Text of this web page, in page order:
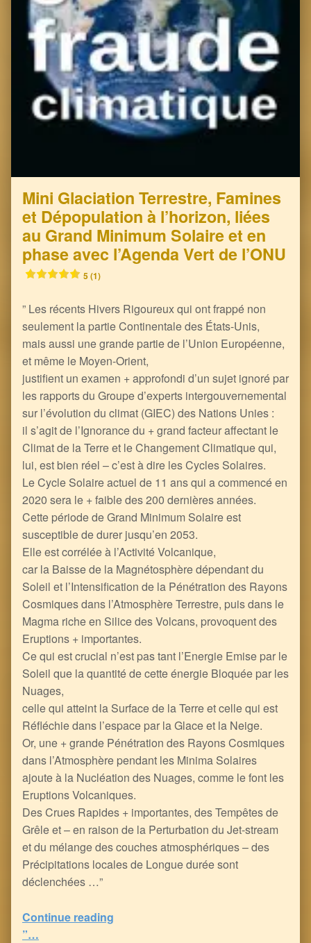
Mini Glaciation Terrestre, Famines
et Dépopulation à l’horizon, liées
au Grand Minimum Solaire et en
phase avec l’Agenda Vert de l’ONU
5 (1)
” Les récents Hivers Rigoureux qui ont frappé non
seulement la partie Continentale des États-Unis,
mais aussi une grande partie de l’Union Européenne,
et même le Moyen-Orient,
justifient un examen + approfondi d’un sujet ignoré par
les rapports du Groupe d’experts intergouvernemental
sur l’évolution du climat (GIEC) des Nations Unies :
il s’agit de l’Ignorance du + grand facteur affectant le
Climat de la Terre et le Changement Climatique qui,
lui, est bien réel – c’est à dire les Cycles Solaires.
Le Cycle Solaire actuel de 11 ans qui a commencé en
2020 sera le + faible des 200 dernières années.
Cette période de Grand Minimum Solaire est
susceptible de durer jusqu’en 2053.
Elle est corrélée à l’Activité Volcanique,
car la Baisse de la Magnétosphère dépendant du
Soleil et l’Intensification de la Pénétration des Rayons
Cosmiques dans l’Atmosphère Terrestre, puis dans le
Magma riche en Silice des Volcans, provoquent des
Eruptions + importantes.
Ce qui est crucial n’est pas tant l’Energie Emise par le
Soleil que la quantité de cette énergie Bloquée par les
Nuages,
celle qui atteint la Surface de la Terre et celle qui est
Réfléchie dans l’espace par la Glace et la Neige.
Or, une + grande Pénétration des Rayons Cosmiques
dans l’Atmosphère pendant les Minima Solaires
ajoute à la Nucléation des Nuages, comme le font les
Eruptions Volcaniques.
Des Crues Rapides + importantes, des Tempêtes de
Grêle et – en raison de la Perturbation du Jet-stream
et du mélange des couches atmosphériques – des
Précipitations locales de Longue durée sont
déclenchées …”
Continue reading
”…